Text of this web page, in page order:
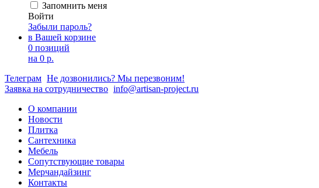
Запомнить меня
Войти
Забыли пароль?
в Вашей корзине
0 позиций
на 0 р.
Телеграм Не дозвонились? Мы перезвоним!
Заявка на сотрудничество info@artisan-project.ru
О компании
Новости
Плитка
Сантехника
Мебель
Сопутствующие товары
Мерчандайзинг
Контакты